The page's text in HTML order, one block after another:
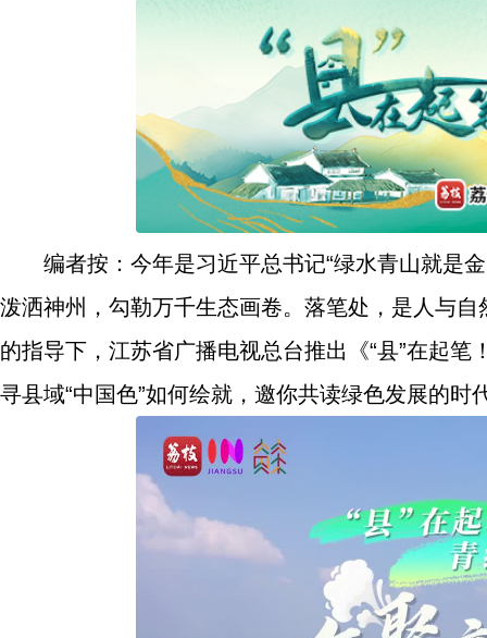
编者按：今年是习近平总书记“绿水青山就是
泼洒神州，勾勒万千生态画卷。落笔处，是人与
的指导下，江苏省广播电视总台推出《“县”在起
寻县域“中国色”如何绘就，邀你共读绿色发展的时